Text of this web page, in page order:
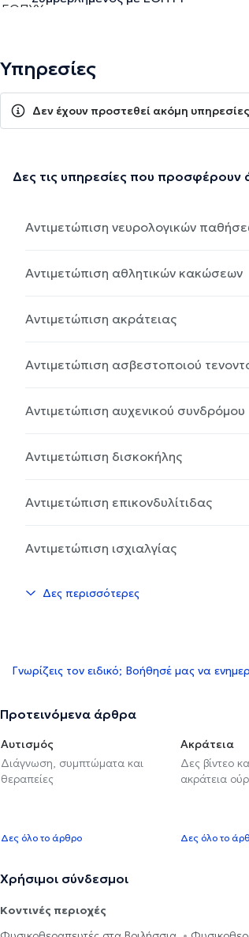
Υπηρεσίες
Δεν έχουν προστεθεί ακόμη υπηρεσίες
Δες τις υπηρεσίες που προσφέρουν
Αντιμετώπιση νευρολογικών
Αντιμετώπιση αθλητικών κακώσεων
Αντιμετώπιση ακράτειας
Αντιμετώπιση ασβεστοποιού
Αντιμετώπιση αυχενικού συνδρόμου
Αντιμετώπιση δισκοκήλης
Αντιμετώπιση επικονδυλίτιδας
Αντιμετώπιση ισχιαλγίας
Δες περισσότερες
Γνωρίζεις τον ειδικό; Βοήθησέ μας να
Προτεινόμενα άρθρα
Αυτισμός
Διάγνωση, συμπτώματα και
θεραπείες
Δες όλο το άρθρο
Ακράτεια
Δες βίντεο
ακράτεια
Δες όλο το
Χρήσιμοι σύνδεσμοι
Κοντινές περιοχές